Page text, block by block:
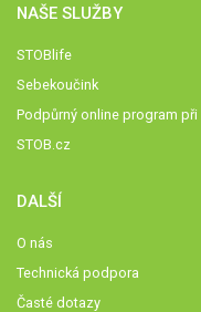
NAŠE SLUŽBY
STOBlife
Sebekoučink
Podpůrný online program
STOB.cz
DALŠÍ
O nás
Technická podpora
Časté dotazy